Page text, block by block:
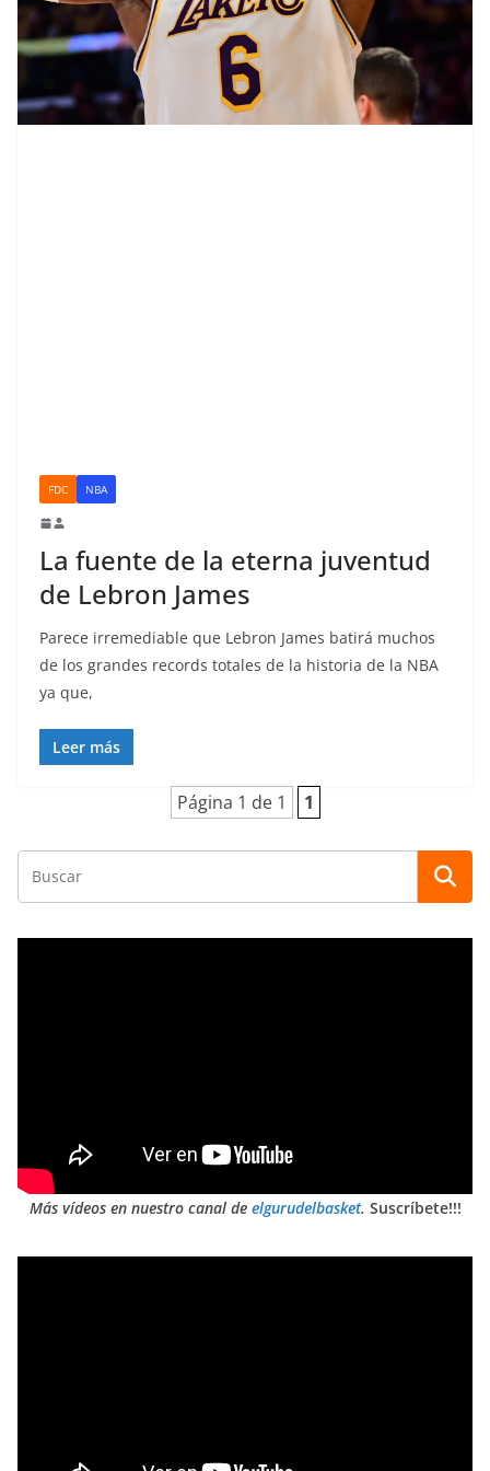
FDC NBA
La fuente de la eterna juventud
de Lebron James
Parece irremediable que Lebron James batirá muchos
de los grandes records totales de la historia de la NBA
ya que,
Leer más
Página 1 de 1 1
Más vídeos en nuestro canal de elgurudelbasket. Suscríbete!!!